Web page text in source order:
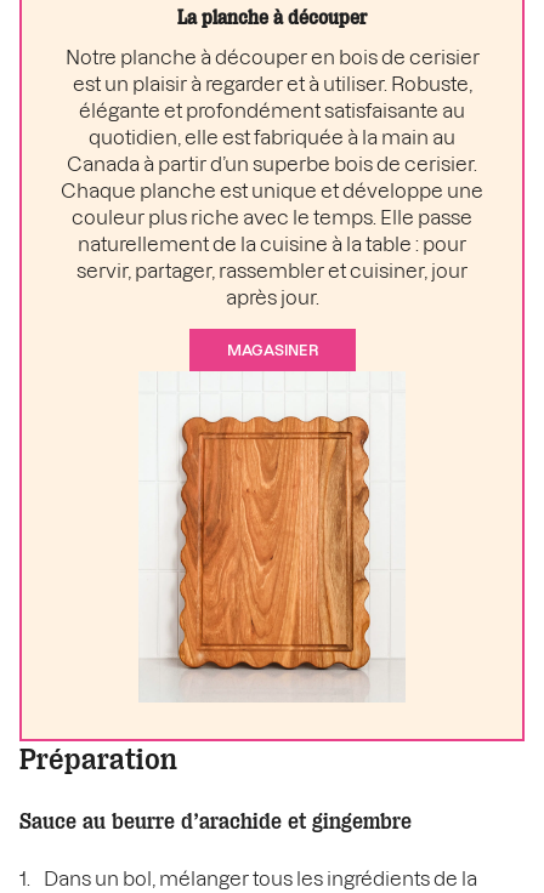
La planche à découper
Notre planche à découper en bois de cerisier
est un plaisir à regarder et à utiliser. Robuste,
élégante et profondément satisfaisante au
quotidien, elle est fabriquée à la main au
Canada à partir d’un superbe bois de cerisier.
Chaque planche est unique et développe une
couleur plus riche avec le temps. Elle passe
naturellement de la cuisine à la table : pour
servir, partager, rassembler et cuisiner, jour
après jour.
MAGASINER
Préparation
Sauce au beurre d’arachide et gingembre
Dans un bol, mélanger tous les ingrédients de la